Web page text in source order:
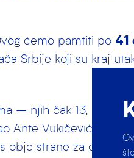
ćemo pamtiti po 41
Srbije koji su kraj
– njih čak 13, bolje
Ante Vukičević, došle
obje strane za odlazak